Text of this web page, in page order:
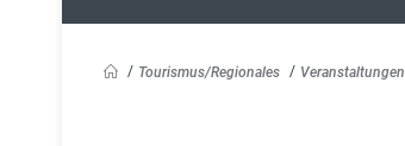
Tourismus/Regionales Veranstaltungen